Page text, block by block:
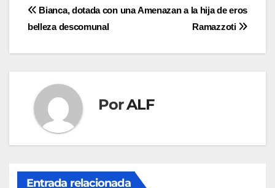
NavegaciónAmenazan a la hija de eros
Ramazzoti
Bianca, dotada con una
belleza descomunal
PorALF
Entrada relacionada